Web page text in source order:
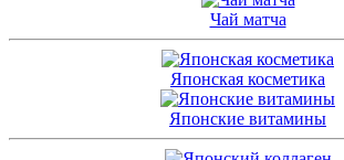
Чай матча
Японская косметика
Японские витамины